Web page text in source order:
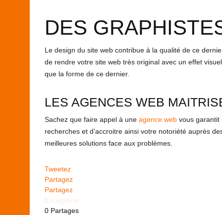
DES
Le design du site web contribue à la qualité de ce
de rendre votre site web très original avec un effet
que la forme de ce dernier.
LES AGENCES WEB
Sachez que faire appel à une agence web vous garantit
recherches et d’accroitre ainsi votre notoriété auprès
meilleures solutions face aux problèmes.
Tweetez
Partagez
Partagez
Enregistrer
0 Partages